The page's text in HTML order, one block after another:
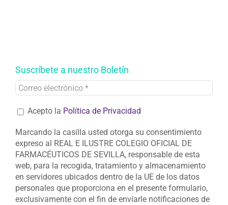
Suscríbete a nuestro Boletín
Acepto la Política de Privacidad
Marcando la casilla usted otorga su consentimiento
expreso al REAL E ILUSTRE COLEGIO OFICIAL DE
FARMACÉUTICOS DE SEVILLA, responsable de esta
web, para la recogida, tratamiento y almacenamiento
en servidores ubicados dentro de la UE de los datos
personales que proporciona en el presente formulario,
exclusivamente con el fin de enviarle notificaciones de